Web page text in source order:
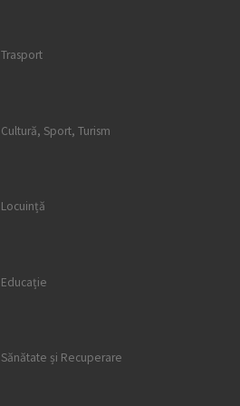
Trasport
Cultură, Sport, Turism
Locuință
Educație
Sănătate și Recuperare